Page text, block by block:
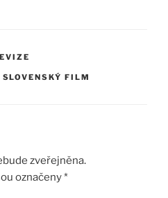
SLOVENSKÝ FILM
zveřejněna.
označeny*